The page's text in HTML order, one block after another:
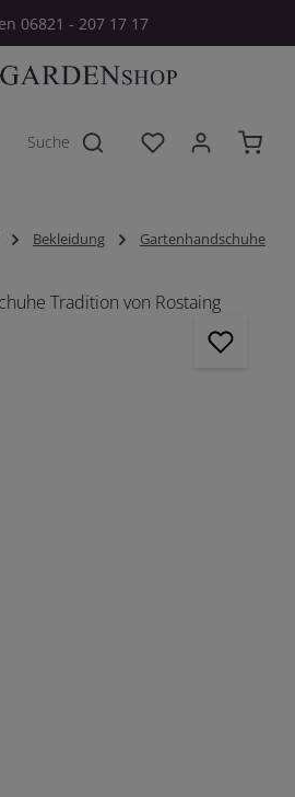
06821 - 207 17 17
Du hast 0
Bekleidung Gartenhandschuhe